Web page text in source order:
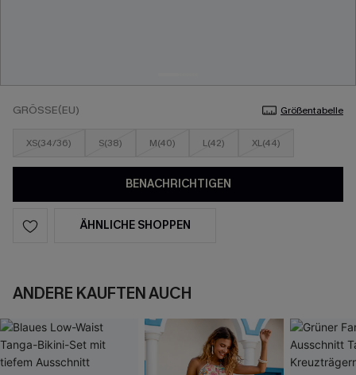
GRÖSSE(EU) Größentabelle
XS(34/36) S(38) M(40) L(42) XL(44)
BENACHRICHTIGEN
ÄHNLICHE SHOPPEN
ANDERE KAUFTEN AUCH